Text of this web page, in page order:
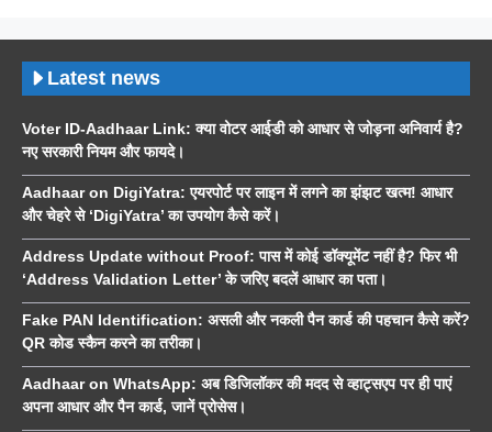
Latest news
Voter ID-Aadhaar Link: क्या वोटर आईडी को आधार से जोड़ना अनिवार्य है?
नए सरकारी नियम और फायदे।
Aadhaar on DigiYatra: एयरपोर्ट पर लाइन में लगने का झंझट खत्म! आधार
और चेहरे से ‘DigiYatra’ का उपयोग कैसे करें।
Address Update without Proof: पास में कोई डॉक्यूमेंट नहीं है? फिर भी
‘Address Validation Letter’ के जरिए बदलें आधार का पता।
Fake PAN Identification: असली और नकली पैन कार्ड की पहचान कैसे करें?
QR कोड स्कैन करने का तरीका।
Aadhaar on WhatsApp: अब डिजिलॉकर की मदद से व्हाट्सएप पर ही पाएं
अपना आधार और पैन कार्ड, जानें प्रोसेस।